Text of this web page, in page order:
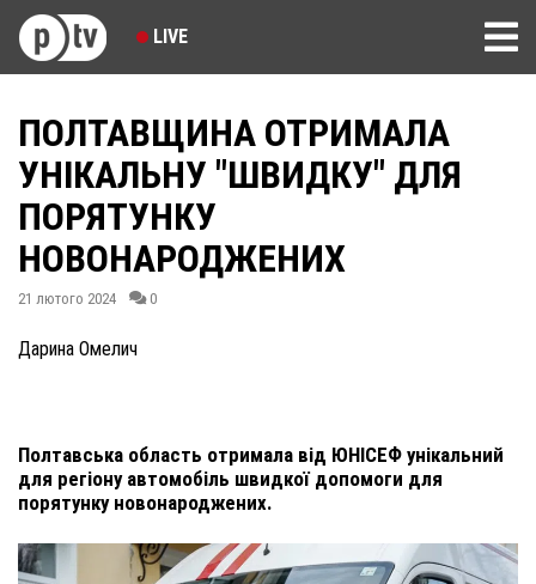
LIVE
ПОЛТАВЩИНА ОТРИМАЛА
УНІКАЛЬНУ "ШВИДКУ" ДЛЯ
ПОРЯТУНКУ
НОВОНАРОДЖЕНИХ
21 лютого 2024 0
Дарина Омелич
Полтавська область отримала від ЮНІСЕФ унікальний
для регіону автомобіль швидкої допомоги для
порятунку новонароджених.